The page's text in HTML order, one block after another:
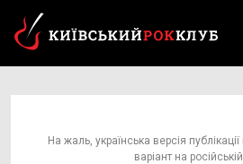
На жаль, українська версія
варіант на